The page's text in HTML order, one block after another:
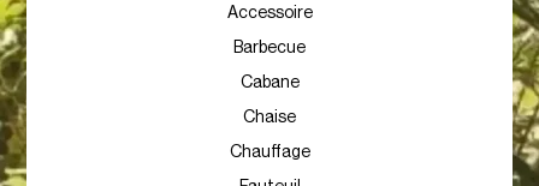
Accessoire
Barbecue
Cabane
Chaise
Chauffage